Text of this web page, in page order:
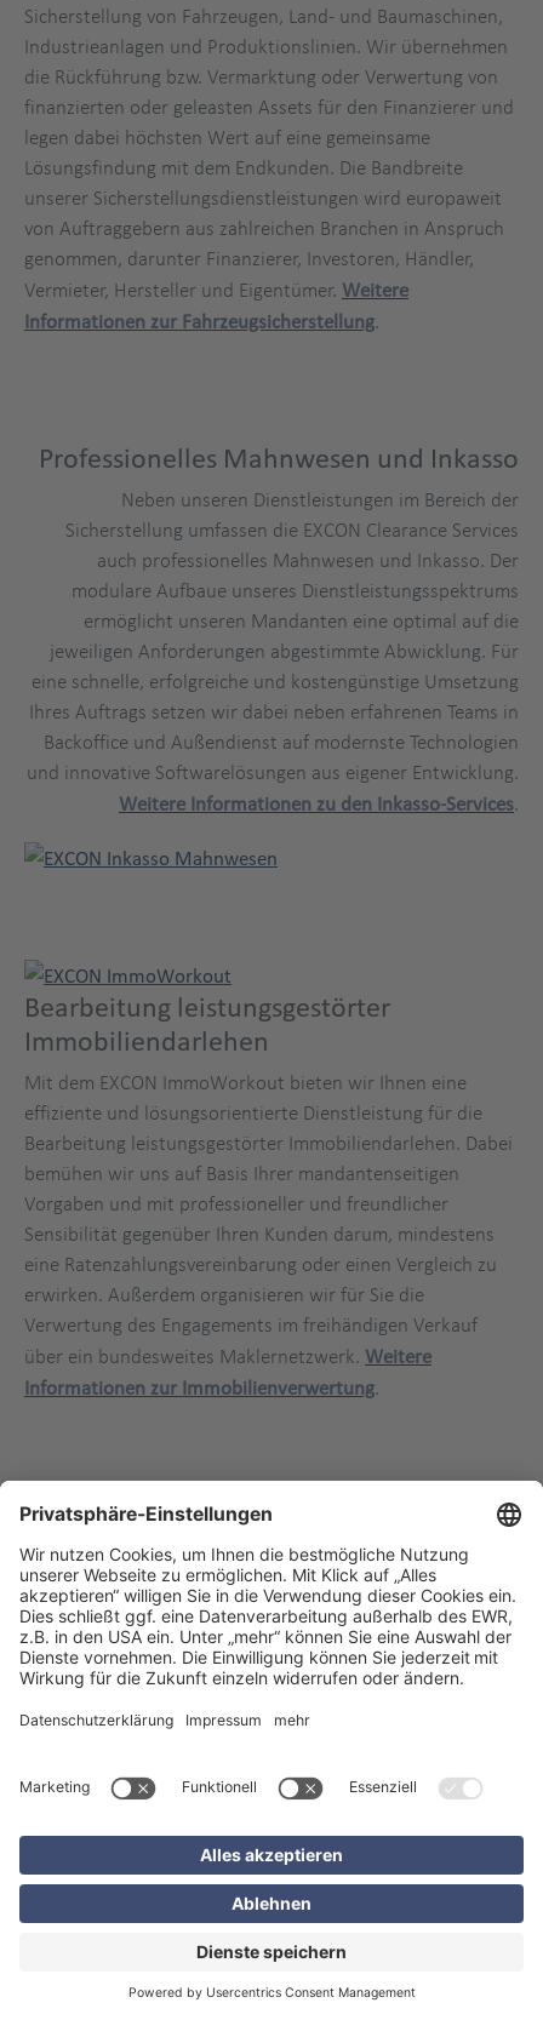
Sicherstellung von Fahrzeugen, Land- und Baumaschinen,
Industrieanlagen und Produktionslinien. Wir übernehmen
die Rückführung bzw. Vermarktung oder Verwertung von
finanzierten oder geleasten Assets für den Finanzierer und
legen dabei höchsten Wert auf eine gemeinsame
Lösungsfindung mit dem Endkunden. Die Bandbreite
unserer Sicherstellungsdienstleistungen wird europaweit
von Auftraggebern aus zahlreichen Branchen in Anspruch
genommen, darunter Finanzierer, Investoren, Händler,
Vermieter, Hersteller und Eigentümer. Weitere
Informationen zur Fahrzeugsicherstellung.
Professionelles Mahnwesen und Inkasso
Neben unseren Dienstleistungen im Bereich der
Sicherstellung umfassen die EXCON Clearance Services
auch professionelles Mahnwesen und Inkasso. Der
modulare Aufbaue unseres Dienstleistungsspektrums
ermöglicht unseren Mandanten eine optimal auf die
jeweiligen Anforderungen abgestimmte Abwicklung. Für
eine schnelle, erfolgreiche und kostengünstige Umsetzung
Ihres Auftrags setzen wir dabei neben erfahrenen Teams in
Backoffice und Außendienst auf modernste Technologien
und innovative Softwarelösungen aus eigener Entwicklung.
Weitere Informationen zu den Inkasso-Services.
Bearbeitung leistungsgestörter
Immobiliendarlehen
Mit dem EXCON ImmoWorkout bieten wir Ihnen eine
effiziente und lösungsorientierte Dienstleistung für die
Bearbeitung leistungsgestörter Immobiliendarlehen. Dabei
bemühen wir uns auf Basis Ihrer mandantenseitigen
Vorgaben und mit professioneller und freundlicher
Sensibilität gegenüber Ihren Kunden darum, mindestens
eine Ratenzahlungsvereinbarung oder einen Vergleich zu
erwirken. Außerdem organisieren wir für Sie die
Verwertung des Engagements im freihändigen Verkauf
über ein bundesweites Maklernetzwerk. Weitere
Informationen zur Immobilienverwertung.
Digitale Schadenaufnahme und Kfz-
Gutachten mit KI
Strukturierte Prozesse für Versicherer, Leasinggeber,
Banken und Flottenbetreiber: Ein digitales Kfz-Gutachten
auf Basis digitaler Schadenaufnahme und KI-gestützter
Schadenbewertung bietet neue Möglichkeiten für die
automatisierte Bearbeitung von Fahrzeugschäden,
Lösung ermöglicht eine effiziente und medienbruchfreie
Integration in bestehende Systeme. Bei Bedarf kann
jederzeit ein Gutachter per Live-Inspektion zur Beurteilung
zugeschaltet werden und den Prozess aus Expertensicht